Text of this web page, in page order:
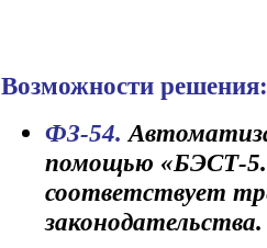
Возможности решения:
ФЗ-54.
помощью «БЭСТ-
соответствует
законодательства.